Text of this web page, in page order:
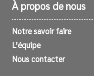
À propos de nous
Notre savoir faire
L’équipe
Nous contacter